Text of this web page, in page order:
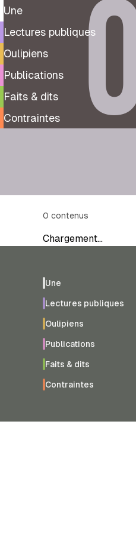
Une
Lectures publiques
Oulipiens
Publications
Faits & dits
Contraintes
0 contenus
Chargement…
Une
Lectures publiques
Oulipiens
Publications
Faits & dits
Contraintes